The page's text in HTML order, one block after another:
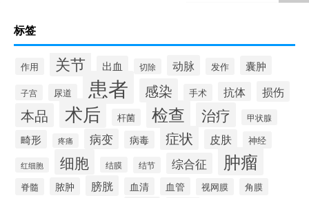
标签
作用 关节 出血 切除 动脉 发作 囊肿
子宫 尿道 患者 感染 手术 抗体 损伤
本品 术后 杆菌 检查 治疗 甲状腺
畸形 疼痛 病变 病毒 症状 皮肤 神经
红细胞 细胞 结膜 结节 综合征 肿瘤
脊髓 脓肿 膀胱 血清 血管 视网膜 角膜